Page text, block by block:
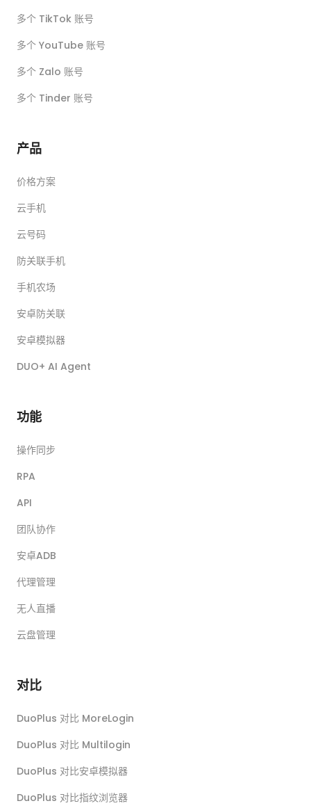
多个 TikTok 账号
多个 YouTube 账号
多个 Zalo 账号
多个 Tinder 账号
产品
价格方案
云手机
云号码
防关联手机
手机农场
安卓防关联
安卓模拟器
DUO+ AI Agent
功能
操作同步
RPA
API
团队协作
安卓ADB
代理管理
无人直播
云盘管理
对比
DuoPlus 对比 MoreLogin
DuoPlus 对比 Multilogin
DuoPlus 对比安卓模拟器
DuoPlus 对比指纹浏览器